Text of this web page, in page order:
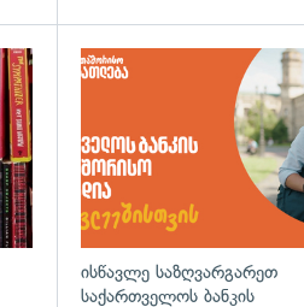
გადახედვა
ისწავლე საზღვარგარეთ
საქართველოს ბანკის